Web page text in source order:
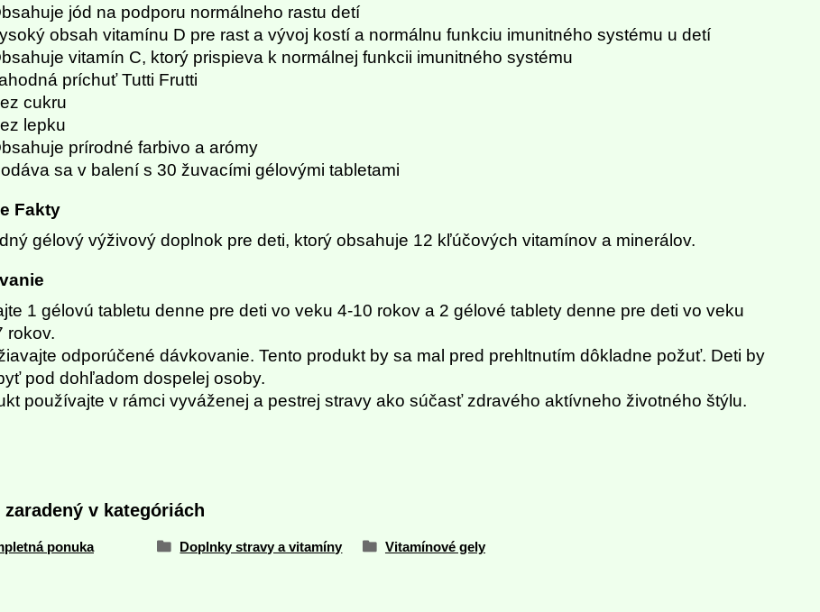
jód na podporu normálneho rastu detí
obsah vitamínu D pre rast a vývoj kostí a normálnu funkciu imunitného systému u detí
vitamín C, ktorý prispieva k normálnej funkcii imunitného systému
príchuť Tutti Frutti
cukru
lepku
prírodné farbivo a arómy
sa v balení s 30 žuvacími gélovými tabletami
Fakty
gélový výživový doplnok pre deti, ktorý obsahuje 12 kľúčových vitamínov a minerálov.
1 gélovú tabletu denne pre deti vo veku 4-10 rokov a 2 gélové tablety denne pre deti vo veku
rokov.
odporúčené dávkovanie. Tento produkt by sa mal pred prehltnutím dôkladne požuť. Deti by
pod dohľadom dospelej osoby.
používajte v rámci vyváženej a pestrej stravy ako súčasť zdravého aktívneho životného štýlu.
zaradený v kategóriách
ponuka Doplnky stravy a vitamíny Vitamínové gely